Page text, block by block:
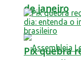
de janeiro
Pix quebra